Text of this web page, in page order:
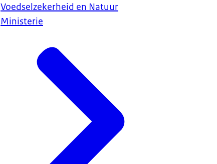
Voedselzekerheid en Natuur
Ministerie